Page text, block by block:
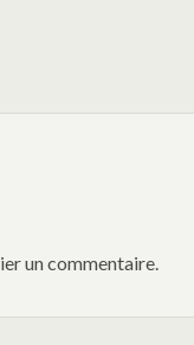
un commentaire.